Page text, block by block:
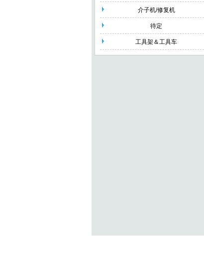
介子机/修复机
待定
工具架＆工具车